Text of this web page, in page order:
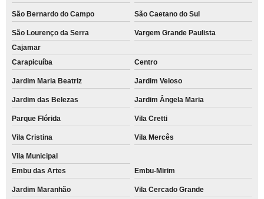
São Bernardo do Campo São Caetano do Sul
São Lourenço da Serra
Vargem Grande Paulista
Cajamar
Carapicuíba
Centro
Jardim Maria Beatriz Jardim Veloso
Jardim das Belezas Jardim Ângela Maria
Parque Flórida Vila Cretti
Vila Cristina Vila Mercês
Vila Municipal
Embu das Artes
Embu-Mirim
Jardim Maranhão
Vila Cercado Grande